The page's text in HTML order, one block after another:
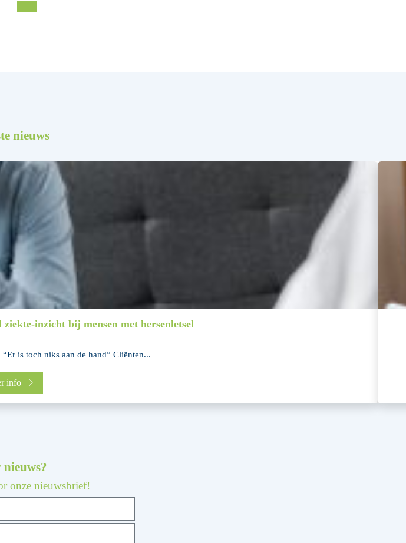
nieuws
inzicht bij mensen met hersenletsel
is toch niks aan de hand” Cliënten...
info
nieuws?
onze nieuwsbrief!